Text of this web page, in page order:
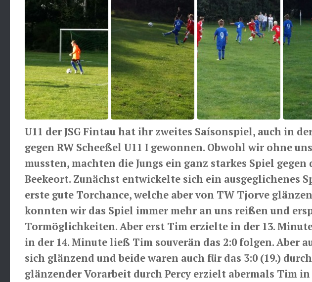
U11 der JSG Fintau hat ihr zweites Saísonspiel, auch in
gegen RW Scheeßel U11 I gewonnen. Obwohl wir ohne
mussten, machten die Jungs ein ganz starkes Spiel
Beekeort. Zunächst entwickelte sich ein ausgeglichenes
erste gute Torchance, welche aber von TW Tjorve
konnten wir das Spiel immer mehr an uns reißen und
Tormöglichkeiten. Aber erst Tim erzielte in der 13.
in der 14. Minute ließ Tim souverän das 2:0 folgen. Aber
sich glänzend und beide waren auch für das 3:0 (19.)
glänzender Vorarbeit durch Percy erzielt abermals Tim in